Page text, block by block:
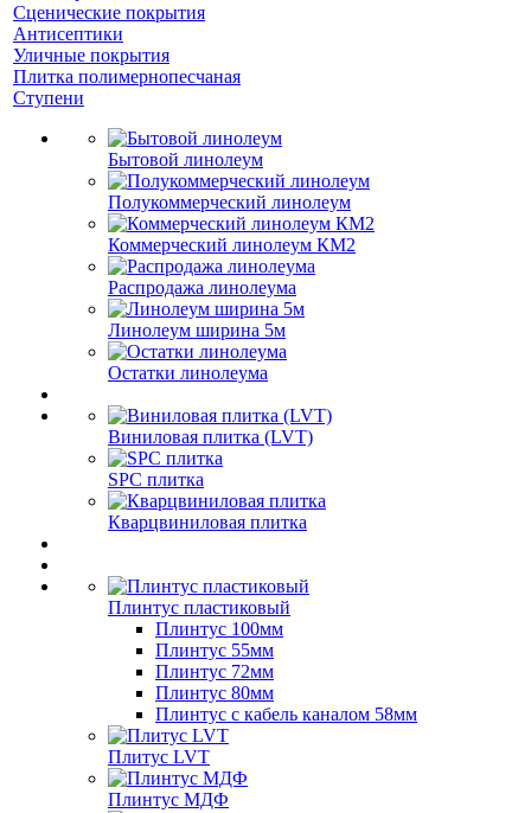
Сценические покрытия
Антисептики
Уличные покрытия
Плитка полимернопесчаная
Ступени
Бытовой линолеум
Полукоммерческий линолеум
Коммерческий линолеум КМ2
Распродажа линолеума
Линолеум ширина 5м
Остатки линолеума
Виниловая плитка (LVT)
SPC плитка
Кварцвиниловая плитка
Плинтус пластиковый
Плинтус 100мм
Плинтус 55мм
Плинтус 72мм
Плинтус 80мм
Плинтус с кабель каналом 58мм
Плитус LVT
Плинтус МДФ